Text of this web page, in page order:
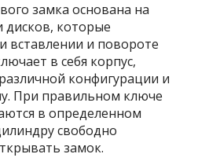
замка основана на
дисков, которые
вставлении и повороте
в себя корпус,
конфигурации и
При правильном ключе
в определенном
свободно
замок.